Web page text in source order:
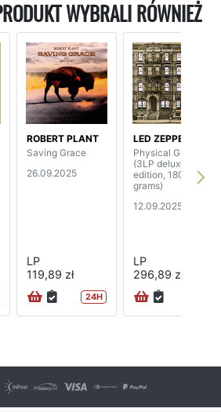
WYBRALI RÓWNIEŻ
ROBERT PLANT
Saving Grace
26.09.2025
LP
119,89 zł
24H
LED ZEPPELIN
Physical Graffiti
(3LP deluxe
edition, 180
grams)
12.09.2025
LP
296,89 zł